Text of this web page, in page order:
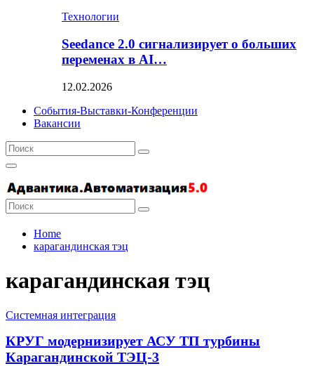
Технологии
Seedance 2.0 сигнализирует о больших
переменах в AI…
12.02.2026
События-Выставки-Конференции
Вакансии
Search
for:
Search
Primary
Menu
Search
for:
Search
Home
карагандинская тэц
карагандинская тэц
Системная интеграция
КРУГ модернизирует АСУ ТП турбины
Карагандинской ТЭЦ-3